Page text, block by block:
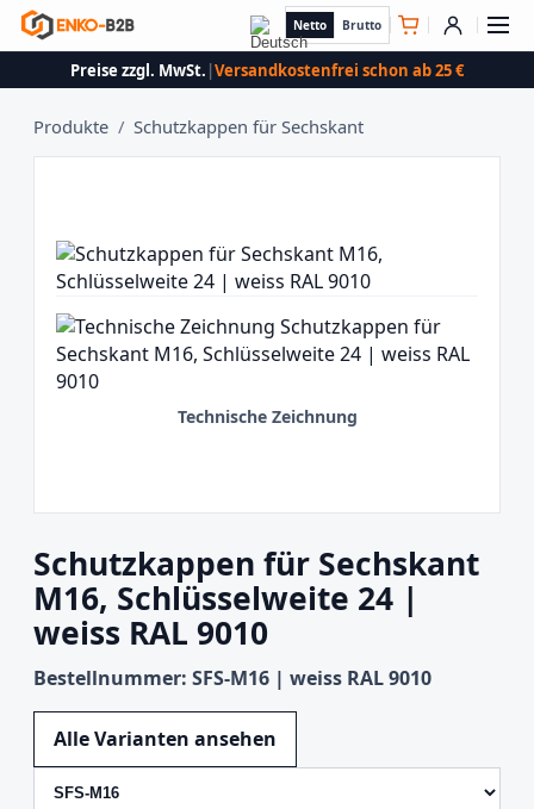
Netto Brutto
Preise zzgl. MwSt. |Versandkostenfrei schon ab 25 €
Produkte / Schutzkappen für Sechskant
Technische Zeichnung
Schutzkappen für Sechskant
M16, Schlüsselweite 24 |
weiss RAL 9010
Bestellnummer: SFS-M16 | weiss RAL 9010
Alle Varianten ansehen